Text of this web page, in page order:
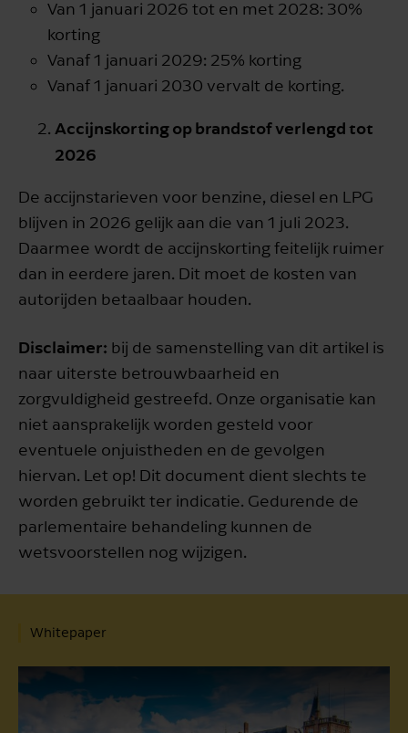
Van 1 januari 2026 tot en met 2028: 30%
korting
Vanaf 1 januari 2029: 25% korting
Vanaf 1 januari 2030 vervalt de korting.
Accijnskorting op brandstof verlengd tot
2026
De accijnstarieven voor benzine, diesel en LPG
blijven in 2026 gelijk aan die van 1 juli 2023.
Daarmee wordt de accijnskorting feitelijk ruimer
dan in eerdere jaren. Dit moet de kosten van
autorijden betaalbaar houden.
Disclaimer: bij de samenstelling van dit artikel is
naar uiterste betrouwbaarheid en
zorgvuldigheid gestreefd. Onze organisatie kan
niet aansprakelijk worden gesteld voor
eventuele onjuistheden en de gevolgen
hiervan. Let op! Dit document dient slechts te
worden gebruikt ter indicatie. Gedurende de
parlementaire behandeling kunnen de
wetsvoorstellen nog wijzigen.
Whitepaper